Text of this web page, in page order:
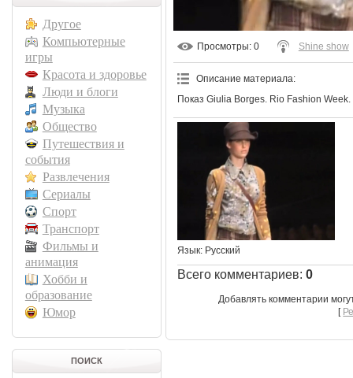
Другое
Компьютерные
игры
Красота и здоровье
Люди и блоги
Музыка
Общество
Путешествия и
события
Развлечения
Сериалы
Спорт
Транспорт
Фильмы и
анимация
Хобби и
образование
Юмор
ПОИСК
Просмотры: 0 Shine show
Описание материала:
Показ Giulia Borges. Rio Fashion Week.
Язык: Русский
Всего комментариев: 0
Добавлять комментарии
[